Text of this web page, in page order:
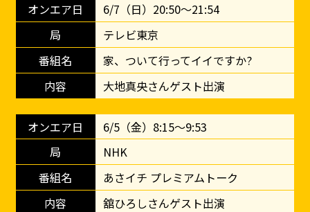
6/7（日）20:50～21:54
テレビ東京
家、ついて行ってイイですか?
大地真央さんゲスト出演
6/5（金）8:15〜9:53
NHK
あさイチ プレミアムトーク
舘ひろしさんゲスト出演